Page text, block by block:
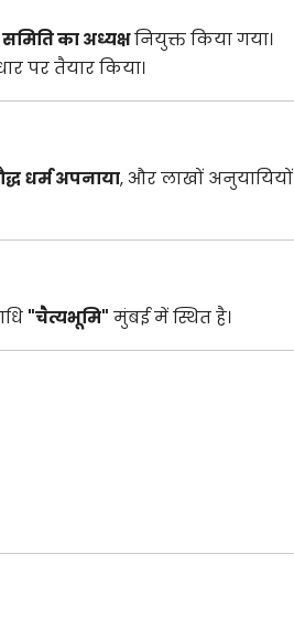
का अध्यक्षनियुक्त किया गया।
पर तैयार किया।
धर्म अपनाया, और लाखों अनुयायियों
"चैत्यभूमि" मुंबई में स्थित है।